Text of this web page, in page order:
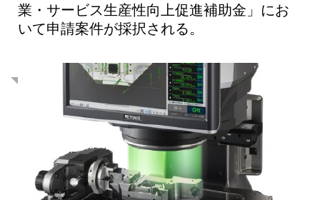
業・サービス生産性向上促進補助金」にお
いて申請案件が採択される。